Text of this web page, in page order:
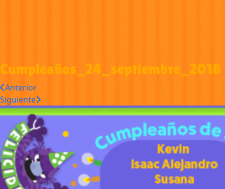
Cumpleaños_24_septiembre_2018
Anterior
Siguiente